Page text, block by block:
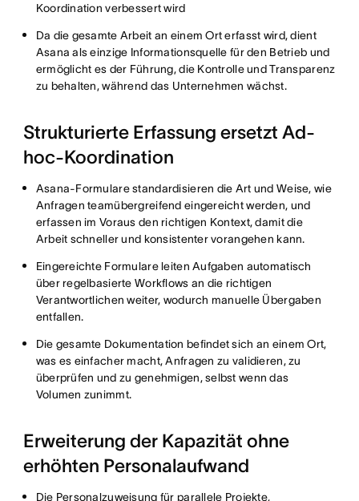
Koordination verbessert wird
Da die gesamte Arbeit an einem Ort erfasst wird, dient
Asana als einzige Informationsquelle für den Betrieb und
ermöglicht es der Führung, die Kontrolle und Transparenz
zu behalten, während das Unternehmen wächst.
Strukturierte Erfassung ersetzt Ad-
hoc-Koordination
Asana-Formulare standardisieren die Art und Weise, wie
Anfragen teamübergreifend eingereicht werden, und
erfassen im Voraus den richtigen Kontext, damit die
Arbeit schneller und konsistenter vorangehen kann.
Eingereichte Formulare leiten Aufgaben automatisch
über regelbasierte Workflows an die richtigen
Verantwortlichen weiter, wodurch manuelle Übergaben
entfallen.
Die gesamte Dokumentation befindet sich an einem Ort,
was es einfacher macht, Anfragen zu validieren, zu
überprüfen und zu genehmigen, selbst wenn das
Volumen zunimmt.
Erweiterung der Kapazität ohne
erhöhten Personalaufwand
Die Personalzuweisung für parallele Projekte,